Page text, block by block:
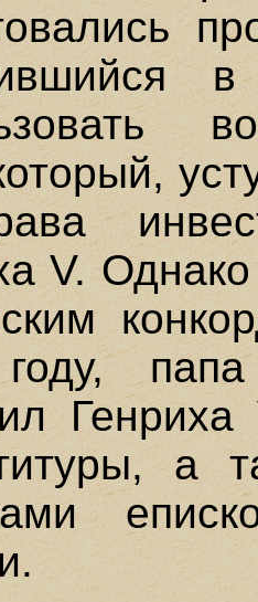
V.
Генриха
а